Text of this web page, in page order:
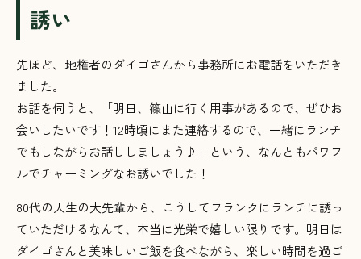
誘い
先ほど、地権者のダイゴさんから事務所にお電話をいただき
ました。
お話を伺うと、「明日、篠山に行く用事があるので、ぜひお
会いしたいです！12時頃にまた連絡するので、一緒にランチ
でもしながらお話ししましょう♪」という、なんともパワフ
ルでチャーミングなお誘いでした！
80代の人生の大先輩から、こうしてフランクにランチに誘っ
ていただけるなんて、本当に光栄で嬉しい限りです。明日は
ダイゴさんと美味しいご飯を食べながら、楽しい時間を過ご